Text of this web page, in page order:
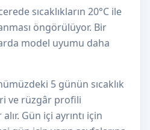
sıcaklıkların 20°C ile
öngörülüyor. Bir
model uyumu daha
5 günün sıcaklık
ve rüzgâr profili
Gün içi ayrıntı için